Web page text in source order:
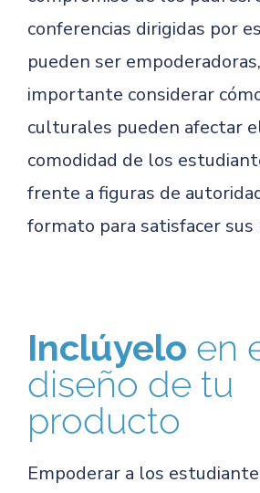
conferencias dirigidas por
pueden ser
importante considerar
culturales pueden afectar
comodidad de los
frente a figuras de
formato para satisfacer sus
Inclúyelo en
diseño de tu
producto
Empoderar a los